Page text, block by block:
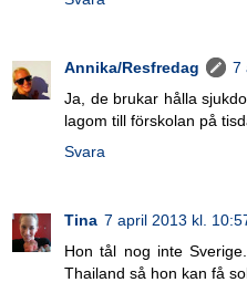
Annika/Resfredag
7
Ja, de brukar hålla
lagom till förskolan på
Svara
Tina 7 april 2013 kl.
Hon tål nog inte
Thailand så hon kan få